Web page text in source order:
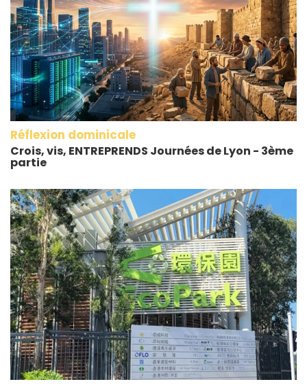
Réflexion dominicale
Crois, vis, ENTREPRENDS Journées de Lyon - 3ème
partie